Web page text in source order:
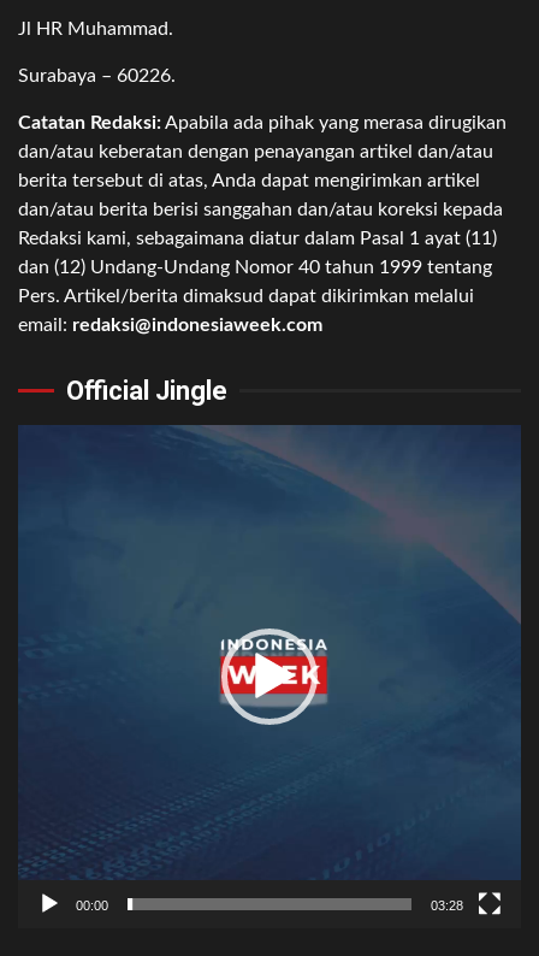
Jl HR Muhammad.
Surabaya – 60226.
Catatan Redaksi:Apabila ada pihak yang merasa dirugikan
dan/atau keberatan dengan penayangan artikel dan/atau
berita tersebut di atas, Anda dapat mengirimkan artikel
dan/atau berita berisi sanggahan dan/atau koreksi kepada
Redaksi kami, sebagaimana diatur dalam Pasal 1 ayat (11)
dan (12) Undang-Undang Nomor 40 tahun 1999 tentang
Pers. Artikel/berita dimaksud dapat dikirimkan melalui
email: redaksi@indonesiaweek.com
Official Jingle
00:00 03:28